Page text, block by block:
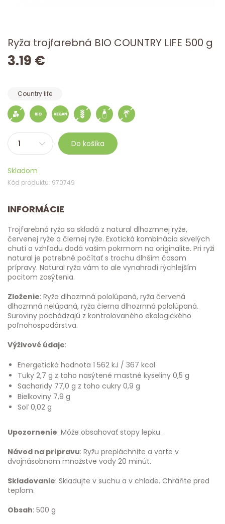
Ryža trojfarebná BIO COUNTRY LIFE 500 g
3.19 €
Country life
Do košíka
Skladom
Kód produktu: 970749
INFORMÁCIE
Trojfarebná ryža sa skladá z natural dlhozrnnej ryže,
červenej ryže a čiernej ryže. Exotická kombinácia skvelých
chutí a vzhľadu dodá vašim pokrmom na originalite. Pri ryži
natural je potrebné počítať s trochu dlhším časom
prípravy. Natural ryža vám to ale vynahradí rýchlejším
pocitom zasýtenia.
Zloženie: Ryža dlhozrnná pololúpaná, ryža červená
dlhozrnná nelúpaná, ryža čierna dlhozrnná pololúpaná.
Suroviny pochádzajú z kontrolovaného ekologického
poľnohospodárstva.
Výživové údaje:
Energetická hodnota 1 562 kJ / 367 kcal
Tuky 2,7 g z toho nasýtené mastné kyseliny 0,5 g
Sacharidy 77,0 g z toho cukry 0,9 g
Bielkoviny 7,9 g
Soľ 0,02 g
Upozornenie: Môže obsahovať stopy lepku.
Návod na prípravu: Ryžu prepláchnite a varte v
dvojnásobnom množstve vody 20 minút.
Skladovanie: Skladujte v suchu a v chlade. Chráňte pred
teplom.
Obsah: 500 g